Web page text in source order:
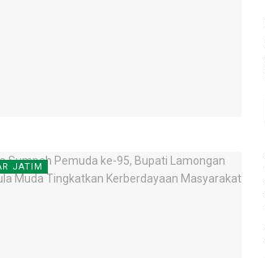
JATIM